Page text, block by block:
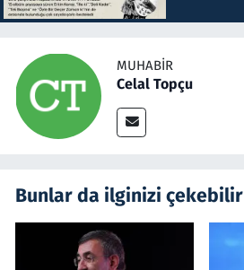
MUHABIR
Celal Topçu
Bunlar da ilginizi çekebilir